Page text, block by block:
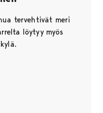
tervehtivät meri
löytyy myös